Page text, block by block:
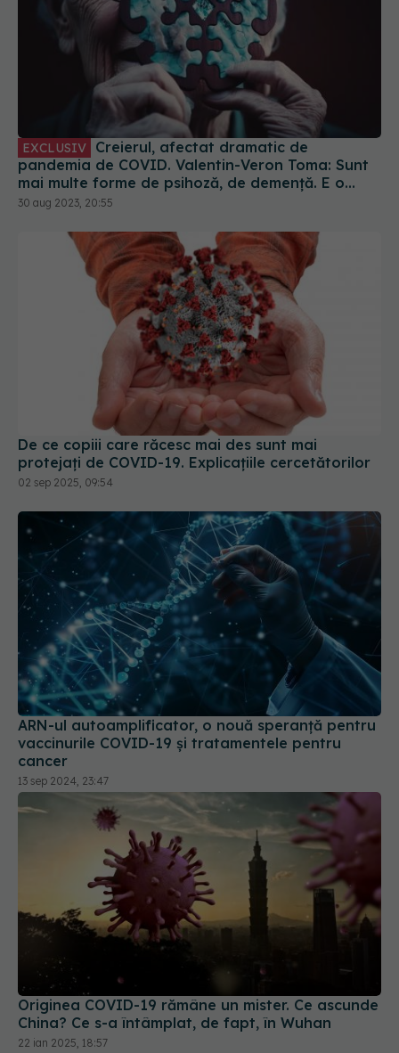
EXCLUSIV
pandemia de COVID. Valentin-Veron Toma: Sunt
mai multe forme de psihoză, de demență. E o
accelerare a unor fenomene care păreau să fie
30 aug 2023, 20:55
De ce copiii care răcesc mai des sunt mai
protejați de COVID-19. Explicațiile cercetătorilor
02 sep 2025, 09:54
ARN-ul autoamplificator, o nouă speranță pentru
vaccinurile COVID-19 și tratamentele pentru
cancer
13 sep 2024, 23:47
Originea COVID-19 rămâne un mister. Ce ascunde
China? Ce s-a întâmplat, de fapt, în Wuhan
22 ian 2025, 18:57